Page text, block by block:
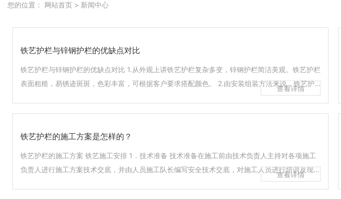
您的位置： 网站首页 > 新闻中心
铁艺护栏与锌钢护栏的优缺点对比
铁艺护栏与锌钢护栏的优缺点对比 1.从外观上讲铁艺护栏复杂多变，锌钢护栏简洁美观。铁艺护栏
表面粗糙，易锈迹斑斑，色彩丰富，可根据客户要求搭配颜色。 2.由安装组装方法来说，铁艺护
栏采用全焊接的连接方式，加之铁艺形式多变，组装麻烦且易生锈。锌钢护栏采用冲孔焊接，连接
铁艺护栏的施工方案是怎样的？
铁艺护栏的施工方案 铁艺施工安排 1．技术准备 技术准备在施工前由技术负责人主持对各项施工
负责人进行施工方案技术交底，并由人员施工队长编写安全技术交底，对施工人员进行培训及现场
作业指导。 2．材料准备 根据施工图纸和设计要求，采购工程所需各种原材料。栏杆确定材料符